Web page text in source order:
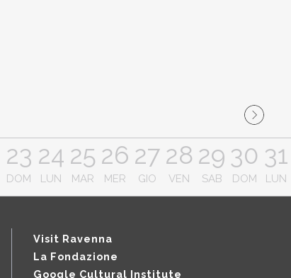
23
DOM
24
LUN
25
MAR
26
MER
27
GIO
28
VEN
29
SAB
30
DOM
31
LUN
Visit Ravenna
La Fondazione
Google Cultural Institute